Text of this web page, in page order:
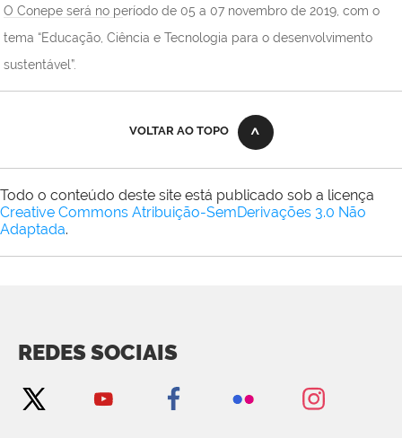
O Conepe será no período de 05 a 07 novembro de 2019, com o
tema “Educação, Ciência e Tecnologia para o desenvolvimento
sustentável”.
VOLTAR AO TOPO
Todo o conteúdo deste site está publicado sob a licença
Creative Commons Atribuição-SemDerivações 3.0 Não
Adaptada.
REDES SOCIAIS